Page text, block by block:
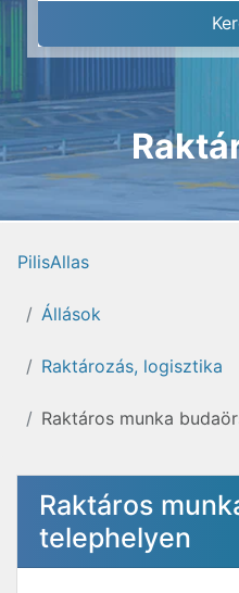
PilisAllas
Állások
Raktározás, logisztika
Raktáros munka
Raktáros
telephelyen